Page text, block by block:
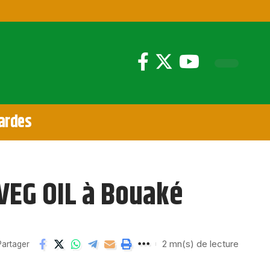
OIL à Bouaké
2 mn(s) de lecture